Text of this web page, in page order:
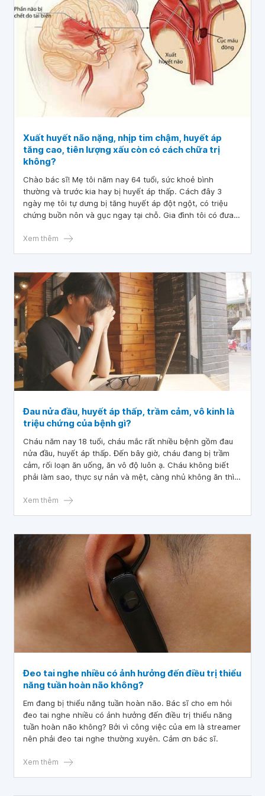
Xuất huyết não nặng, nhịp tim chậm, huyết áp
tăng cao, tiên lượng xấu còn có cách chữa trị
không?
Chào bác sĩ! Mẹ tôi năm nay 64 tuổi, sức khoẻ bình
thường và trước kia hay bị huyết áp thấp. Cách đây 3
ngày mẹ tôi tự dưng bị tăng huyết áp đột ngột, có triệu
chứng buồn nôn và gục ngay tại chỗ. Gia đình tôi có đưa
tuyến huyện lên tuyến tỉnh đều đã chụp CT não, hình ảnh
thể phẫu thuật và tỉ lệ tử vong 90%. Gia đình tôi có xin cho
bà về dùng máy thở và y tá chăm sóc tại nhà 2 ngày, sau
đó máy không đáp ứng được vì huyết áp tăng cao liên tục
đến 230. Gia đình quyết định rút máy thở thì 2 ngày nay
bà thở tốt nhưng ho mạnh. Vậy bác sĩ cho em hỏi: “Xuất
huyết não nặng, nhịp tim chậm, huyết áp tăng cao, tiên
lượng xấu còn có cách chữa trị không?”. Cảm ơn bác sĩ đã
tư vấn và giải đáp!
Xem thêm
Đau nửa đầu, huyết áp thấp, trầm cảm, vô kinh là
triệu chứng của bệnh gì?
Cháu năm nay 18 tuổi, cháu mắc rất nhiều bệnh gồm đau
nửa đầu, huyết áp thấp. Đến bây giờ, cháu đang bị trầm
cảm, rối loạn ăn uống, ăn vô độ luôn ạ. Cháu không biết
phải làm sao, thực sự nản và mệt, càng nhủ không ăn thì
thấy ra kinh rồi. Cháu muốn hỏi là đau nửa đầu, huyết áp
Xem thêm
Đeo tai nghe nhiều có ảnh hưởng đến điều trị thiểu
năng tuần hoàn não không?
Em đang bị thiểu năng tuần hoàn não. Bác sĩ cho em hỏi
đeo tai nghe nhiều có ảnh hưởng đến điều trị thiểu năng
tuần hoàn não không? Bởi vì công việc của em là streamer
nên phải đeo tai nghe thường xuyên. Cảm ơn bác sĩ.
Xem thêm